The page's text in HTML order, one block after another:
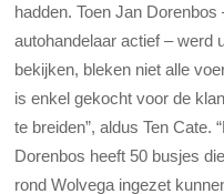
hadden. Toen Jan
autohandelaar actief – werd
bekijken, bleken niet alle
is enkel gekocht voor de
te breiden”, aldus Ten Cate.
Dorenbos heeft 50 busjes
rond Wolvega ingezet